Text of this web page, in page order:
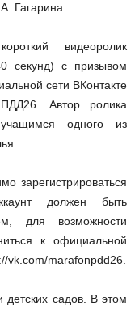
Гагарина.
видеоролик
секунд) с призывом
сети ВКонтакте
Автор ролика
одного из
зарегистрироваться
должен быть
для возможности
к официальной
marafonpdd26.
детских садов. В этом